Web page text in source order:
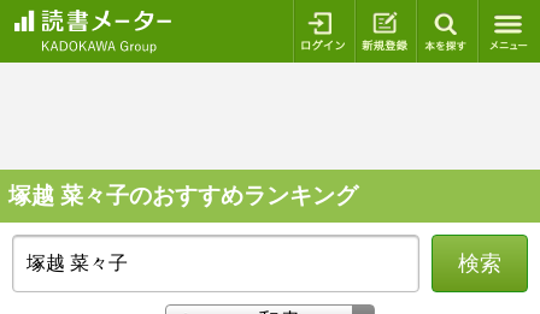
ログイン 新規登録
塚越 菜々子のおすすめランキング
検索